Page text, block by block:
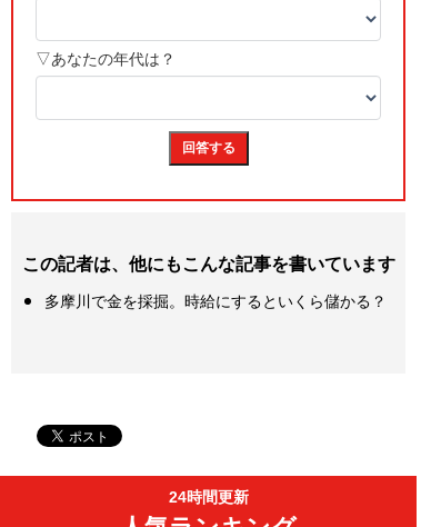
この記者は、他にもこんな記事を書いています
多摩川で金を採掘。時給にするといくら儲かる？
24時間更新